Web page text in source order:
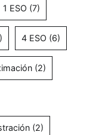
1 ESO (7)
4 ESO (6)
(2)
(2)